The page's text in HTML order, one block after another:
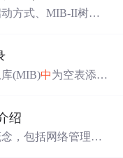
方式、MIB-II树内
理动态库加载错误。
何配置SNMP服务
(MIB)中为空表添加
绍
，包括网络管理协